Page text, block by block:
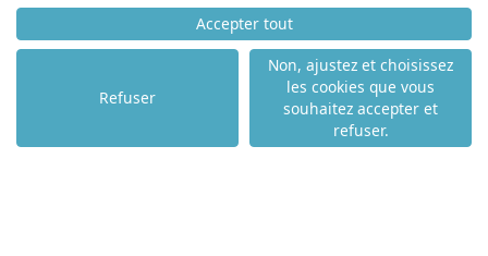
ACCUEIL
ACHETER
LOUER
NOS AGENCES
Accepter tout
Refuser
Non, ajustez et choisissez
les cookies que vous
souhaitez accepter et
refuser.